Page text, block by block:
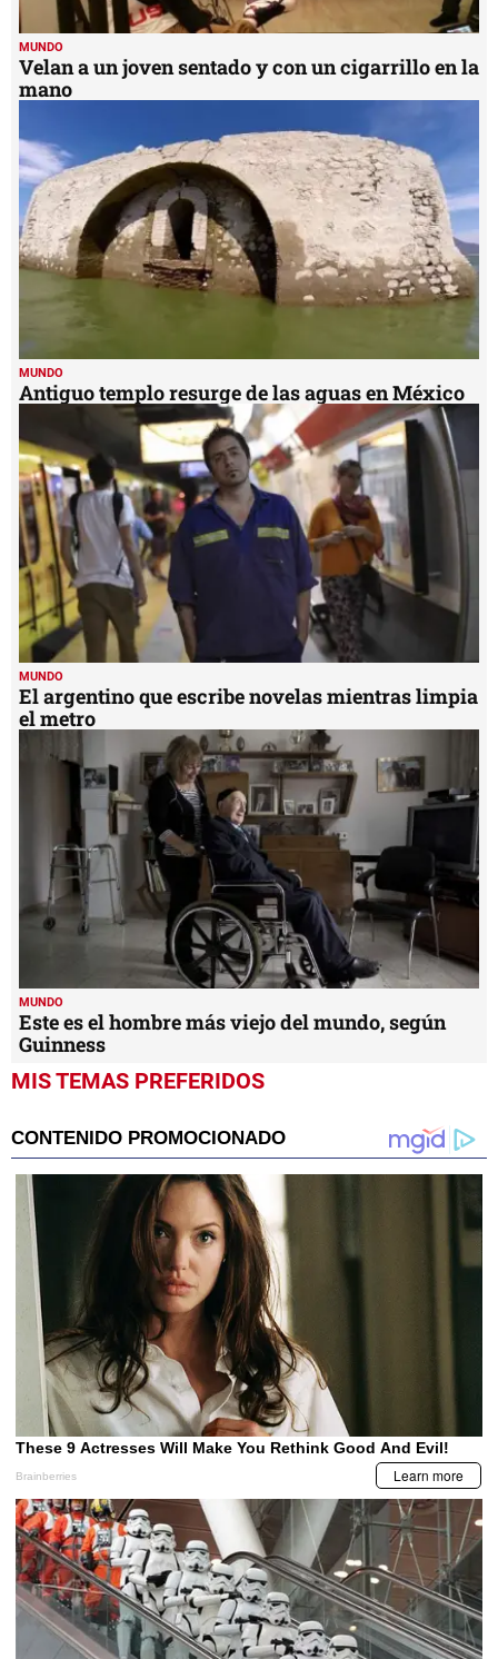
MUNDO
Velan a un joven sentado y con un cigarrillo en la
mano
MUNDO
Antiguo templo resurge de las aguas en México
MUNDO
El argentino que escribe novelas mientras limpia
el metro
MUNDO
Este es el hombre más viejo del mundo, según
Guinness
MIS TEMAS PREFERIDOS